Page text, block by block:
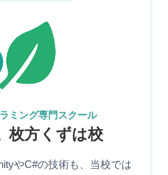
ミング専門スクール
枚方くずは校
やC#の技術も、当校では